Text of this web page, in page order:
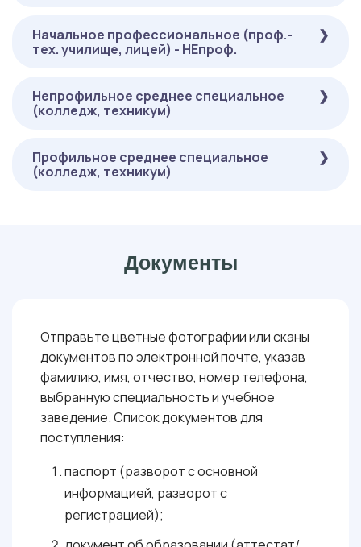
ОБЯЗАТЕЛЬНЫЕ
( ОНЛАЙН-ТЕСТИРОВАНИЕ ):
Начальное профессиональное (проф.-
тех. училище, лицей) - НЕпроф.
ОБЯЗАТЕЛЬНЫЕ
( ОНЛАЙН-ТЕСТИРОВАНИЕ ):
Непрофильное среднее специальное
(колледж, техникум)
ОБЯЗАТЕЛЬНЫЕ
( ОНЛАЙН-ТЕСТИРОВАНИЕ ):
Профильное среднее специальное
(колледж, техникум)
ТВОРЧЕСКОЕ ИСПЫТАНИЕДокументы
Отправьте цветные фотографии или сканы
документов по электронной почте, указав
фамилию, имя, отчество, номер телефона,
выбранную специальность и учебное
заведение. Список документов для
поступления:
паспорт (разворот с основной
информацией, разворот с
регистрацией);